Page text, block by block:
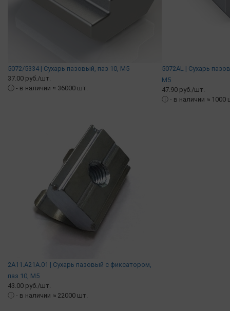
5072/5334 | Сухарь пазовый, паз 10, М5
37.00 руб./шт.
ⓘ - в наличии ≈ 36000 шт.
5072AL | Сухарь
М5
47.90 руб./шт.
ⓘ - в наличии ≈ 1000
2A11.A21A.01 | Сухарь пазовый c фиксатором,
паз 10, М5
43.00 руб./шт.
ⓘ - в наличии ≈ 22000 шт.